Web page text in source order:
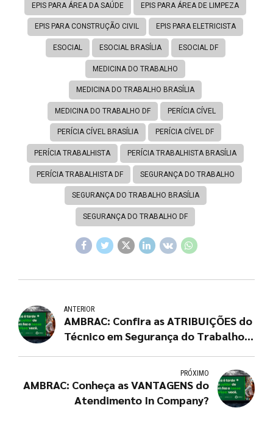
EPIS PARA ÁREA DA SAÚDE EPIS PARA ÁREA DE LIMPEZA
EPIS PARA CONSTRUÇÃO CIVIL EPIS PARA ELETRICISTA
ESOCIAL ESOCIAL BRASÍLIA ESOCIAL DF
MEDICINA DO TRABALHO
MEDICINA DO TRABALHO BRASÍLIA
MEDICINA DO TRABALHO DF PERÍCIA CÍVEL
PERÍCIA CÍVEL BRASÍLIA PERÍCIA CÍVEL DF
PERÍCIA TRABALHISTA PERÍCIA TRABALHISTA BRASÍLIA
PERÍCIA TRABALHISTA DF SEGURANÇA DO TRABALHO
SEGURANÇA DO TRABALHO BRASÍLIA
SEGURANÇA DO TRABALHO DF
ANTERIOR
AMBRAC: Confira as ATRIBUIÇÕES do
Técnico em Segurança do Trabalho
PRÓXIMO
AMBRAC: Conheça as VANTAGENS do
Atendimento In Company?